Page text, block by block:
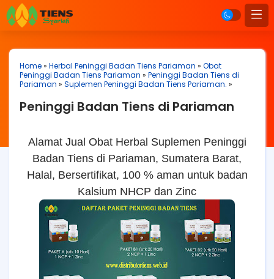
Home» Herbal Peninggi Badan Tiens Pariaman » Obat
Peninggi Badan Tiens Pariaman » Peninggi Badan Tiens di
Pariaman » Suplemen Peninggi Badan Tiens Pariaman. »
Peninggi Badan Tiens di Pariaman
Alamat Jual Obat Herbal Suplemen Peninggi
Badan Tiens di Pariaman, Sumatera Barat,
Halal, Bersertifikat, 100 % aman untuk badan
Kalsium NHCP dan Zinc